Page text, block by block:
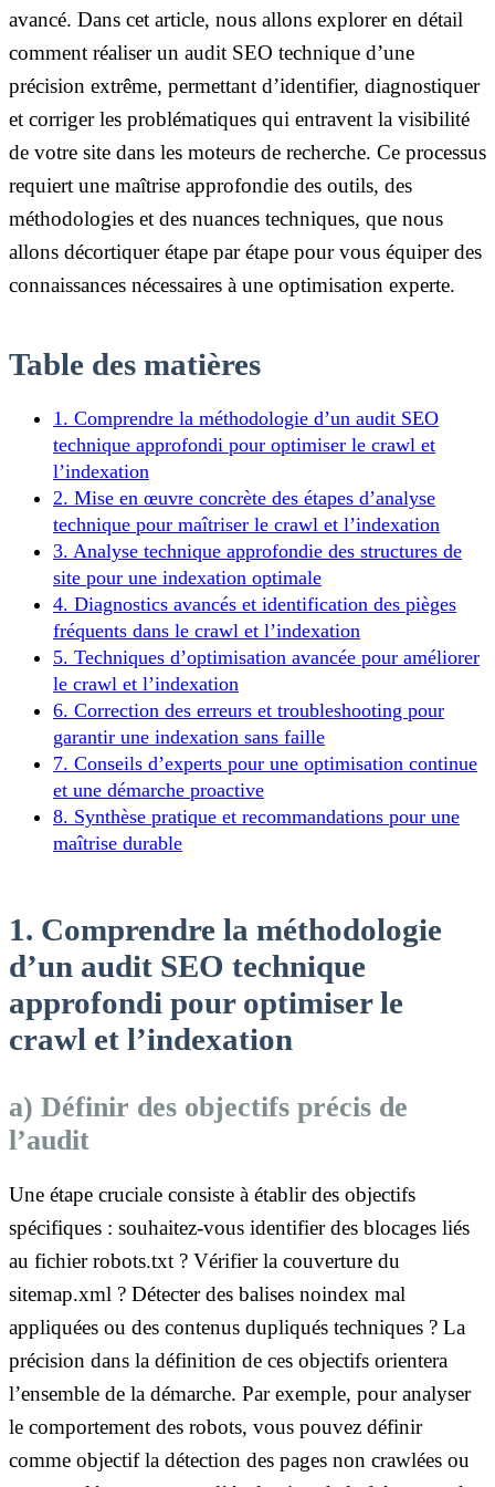
avancé. Dans cet article, nous allons explorer en détail
comment réaliser un audit SEO technique d’une
précision extrême, permettant d’identifier, diagnostiquer
et corriger les problématiques qui entravent la visibilité
de votre site dans les moteurs de recherche. Ce processus
requiert une maîtrise approfondie des outils, des
méthodologies et des nuances techniques, que nous
allons décortiquer étape par étape pour vous équiper des
connaissances nécessaires à une optimisation experte.
Table des matières
1. Comprendre la méthodologie d’un audit SEO
technique approfondi pour optimiser le crawl et
l’indexation
2. Mise en œuvre concrète des étapes d’analyse
technique pour maîtriser le crawl et l’indexation
3. Analyse technique approfondie des structures de
site pour une indexation optimale
4. Diagnostics avancés et identification des pièges
fréquents dans le crawl et l’indexation
5. Techniques d’optimisation avancée pour améliorer
le crawl et l’indexation
6. Correction des erreurs et troubleshooting pour
garantir une indexation sans faille
7. Conseils d’experts pour une optimisation continue
et une démarche proactive
8. Synthèse pratique et recommandations pour une
maîtrise durable
1. Comprendre la méthodologie
d’un audit SEO technique
approfondi pour optimiser le
crawl et l’indexation
a) Définir des objectifs précis de
l’audit
Une étape cruciale consiste à établir des objectifs
spécifiques : souhaitez-vous identifier des blocages liés
au fichier robots.txt ? Vérifier la couverture du
sitemap.xml ? Détecter des balises noindex mal
appliquées ou des contenus dupliqués techniques ? La
précision dans la définition de ces objectifs orientera
l’ensemble de la démarche. Par exemple, pour analyser
le comportement des robots, vous pouvez définir
comme objectif la détection des pages non crawlées ou